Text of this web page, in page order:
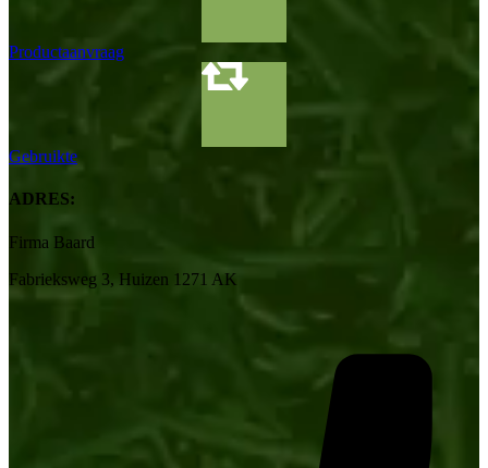
Productaanvraag
Gebruikte
ADRES:
Firma Baard
Fabrieksweg 3, Huizen 1271 AK